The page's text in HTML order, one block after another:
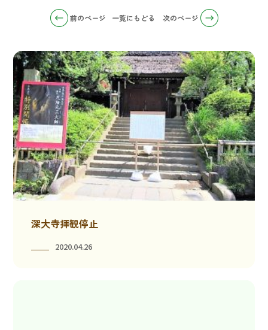
前のページ 一覧にもどる 次のページ
深大寺拝観停止
2020.04.26